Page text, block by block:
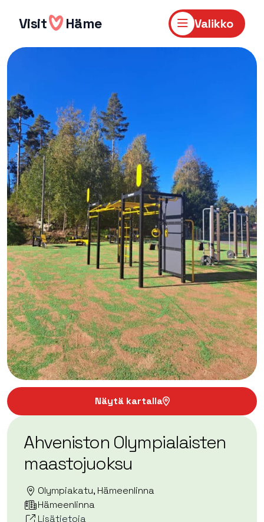
sisältöön
Visit Häme Valikko
Näytä kartalla
Ahveniston Olympialaisten
maastojuoksu
Olympiakatu, Hämeenlinna
Hämeenlinna
Lisätietoja